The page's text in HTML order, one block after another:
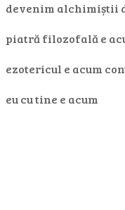
devenim alchimiștii
piatră filozofală e
ezotericul e acum
eu cu tine e acum